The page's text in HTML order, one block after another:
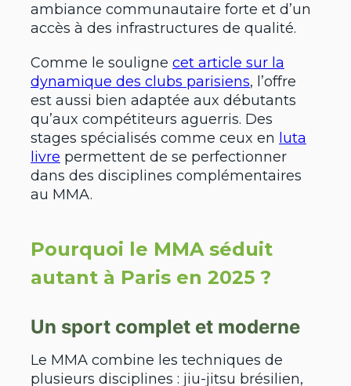
ambiance communautaire forte et d’un
accès à des infrastructures de qualité.
Comme le souligne cet article sur la
dynamique des clubs parisiens, l’offre
est aussi bien adaptée aux débutants
qu’aux compétiteurs aguerris. Des
stages spécialisés comme ceux en luta
livre permettent de se perfectionner
dans des disciplines complémentaires
au MMA.
Pourquoi le MMA séduit
autant à Paris en 2025 ?
Un sport complet et moderne
Le MMA combine les techniques de
plusieurs disciplines : jiu-jitsu brésilien,